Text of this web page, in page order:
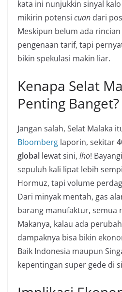
kata ini nunjukkin sinyal
mikirin potensi cuan dari
Meskipun belum ada
pengenaan tarif, tapi
bikin spekulasi makin liar.
Kenapa Selat
Penting Banget?
Jangan salah, Selat Malaka
Bloomberg laporin, sekitar
global lewat sini, lho!
sepuluh kali lipat lebih
Hormuz, tapi volume
Dari minyak mentah, gas
barang manufaktur, semua
Makanya, kalau ada
dampaknya bisa bikin
Baik Indonesia maupun
kepentingan super gede di